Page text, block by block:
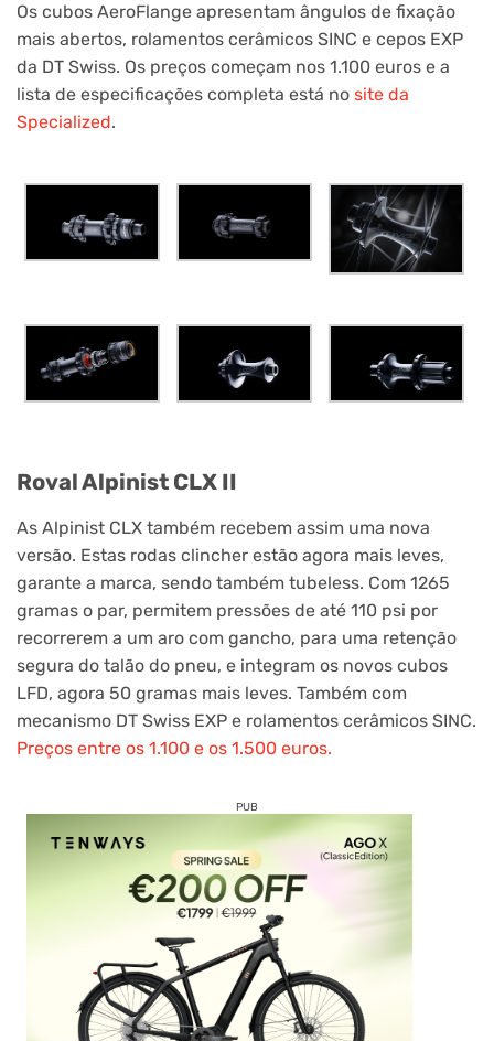
Os cubos AeroFlange apresentam ângulos de fixação
mais abertos, rolamentos cerâmicos SINC e cepos EXP
da DT Swiss. Os preços começam nos 1.100 euros e a
lista de especificações completa está no site da
Specialized.
Roval Alpinist CLX II
As Alpinist CLX também recebem assim uma nova
versão. Estas rodas clincher estão agora mais leves,
garante a marca, sendo também tubeless. Com 1265
gramas o par, permitem pressões de até 110 psi por
recorrerem a um aro com gancho, para uma retenção
segura do talão do pneu, e integram os novos cubos
LFD, agora 50 gramas mais leves. Também com
mecanismo DT Swiss EXP e rolamentos cerâmicos SINC.
Preços entre os 1.100 e os 1.500 euros.
PUB